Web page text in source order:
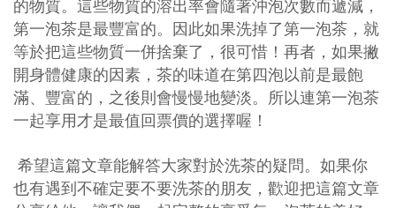
的物質。這些物質的溶出率會隨著沖泡次數而遞減，
第一泡茶是最豐富的。因此如果洗掉了第一泡茶，就
等於把這些物質一併捨棄了，很可惜！再者，如果撇
開身體健康的因素，茶的味道在第四泡以前是最飽
滿、豐富的，之後則會慢慢地變淡。所以連第一泡茶
一起享用才是最值回票價的選擇喔！
希望這篇文章能解答大家對於洗茶的疑問。如果你
也有遇到不確定要不要洗茶的朋友，歡迎把這篇文章